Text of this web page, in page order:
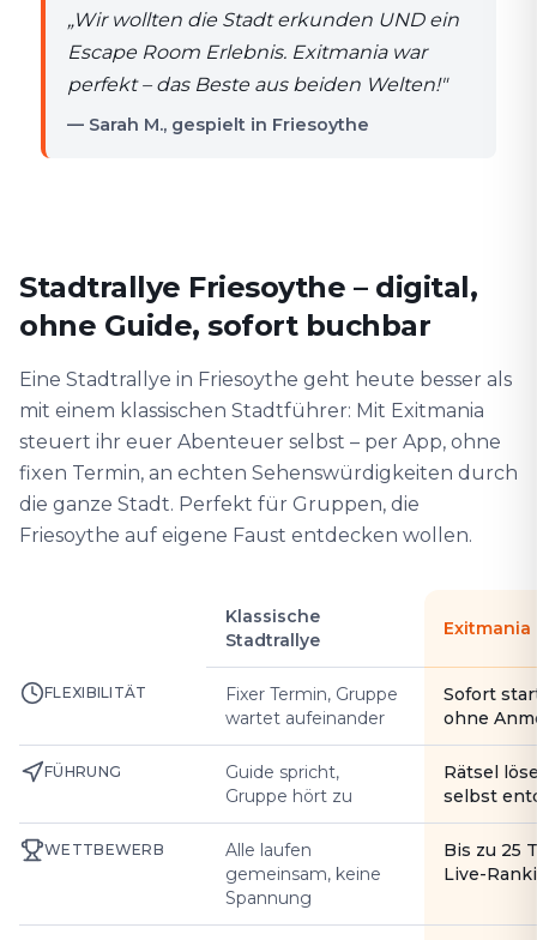
„Wir wollten die Stadt erkunden UND ein
Escape Room Erlebnis. Exitmania war
perfekt – das Beste aus beiden Welten!"
— Sarah M., gespielt in Friesoythe
Stadtrallye Friesoythe – digital,
ohne Guide, sofort buchbar
Eine Stadtrallye in Friesoythe geht heute besser als
mit einem klassischen Stadtführer: Mit Exitmania
steuert ihr euer Abenteuer selbst – per App, ohne
fixen Termin, an echten Sehenswürdigkeiten durch
die ganze Stadt. Perfekt für Gruppen, die
Friesoythe auf eigene Faust entdecken wollen.
Klassische
Stadtrallye
Exitmania
FLEXIBILITÄT
Fixer Termin, Gruppe
wartet aufeinander
Sofort
ohne
FÜHRUNG
Guide spricht,
Gruppe hört zu
Rätsel
selbst
WETTBEWERB
Alle laufen
gemeinsam, keine
Spannung
Bis zu 25
Live-